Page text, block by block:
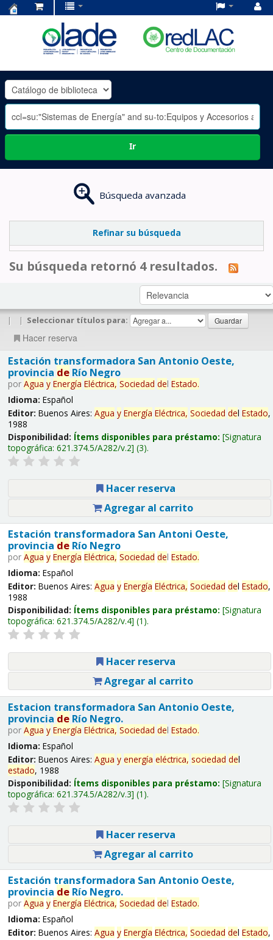
OLADE
-
Ir
Búsqueda avanzada
Refinar su búsqueda
Su búsqueda retornó 4 resultados.
| | Seleccionar títulos para:
Hacer reserva
Estación transformadora San Antonio Oeste,
provincia deRío Negro
por Agua y Energía Eléctrica, Sociedad del Estado.
Idioma: Español
Editor: Buenos Aires: Agua y Energía Eléctrica, Sociedad del Estado,
1988
Disponibilidad: Ítems disponibles para préstamo: Signatura
topográfica: 621.374.5/A282/v.2 (3).
Hacer reserva
Agregar al carrito
Estación transformadora San Antoni Oeste,
provincia deRío Negro
por Agua y Energía Eléctrica, Sociedad del Estado.
Idioma: Español
Editor: Buenos Aires: Agua y Energía Eléctrica, Sociedad del Estado,
1988
Disponibilidad: Ítems disponibles para préstamo: Signatura
topográfica: 621.374.5/A282/v.4 (1).
Hacer reserva
Agregar al carrito
Estacion transformadora San Antonio Oeste,
provincia deRío Negro.
por Agua y Energía Eléctrica, Sociedad del Estado.
Idioma: Español
Editor: Buenos Aires: Agua y energía eléctrica, sociedad del
estado, 1988
Disponibilidad: Ítems disponibles para préstamo: Signatura
topográfica: 621.374.5/A282/v.3 (1).
Hacer reserva
Agregar al carrito
Estación transformadora San Antonio Oeste,
provincia deRío Negro.
por Agua y Energía Eléctrica, Sociedad del Estado.
Idioma: Español
Editor: Buenos Aires: Agua y Energía Eléctrica, Sociedad del Estado,